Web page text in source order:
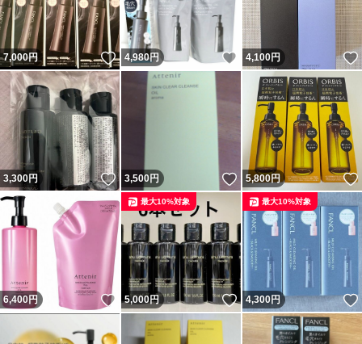
7,000円 いいね！
4,980円 いいね！
4,100円
3,300円 いいね！
3,500円 いいね！
5,800円
6,400円 いいね！
5,000円 いいね！
最大10%対象
4,300円
最大10%対象